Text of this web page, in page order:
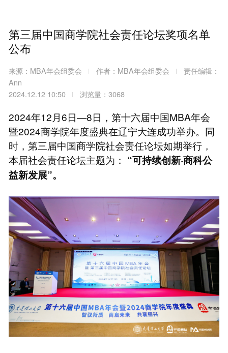
第三届中国商学院社会责任论坛奖项名单
公布
来源：MBA年会组委会 作者：MBA年会组委会
责任编辑：
Ann
2024.12.12 10:50
浏览量：3068
2024年12月6日—8日，第十六届中国MBA年会
暨2024商学院年度盛典在辽宁大连成功举办。同
时，第三届中国商学院社会责任论坛如期举行，
本届社会责任论坛主题为： “可持续创新·商科公
益新发展”。